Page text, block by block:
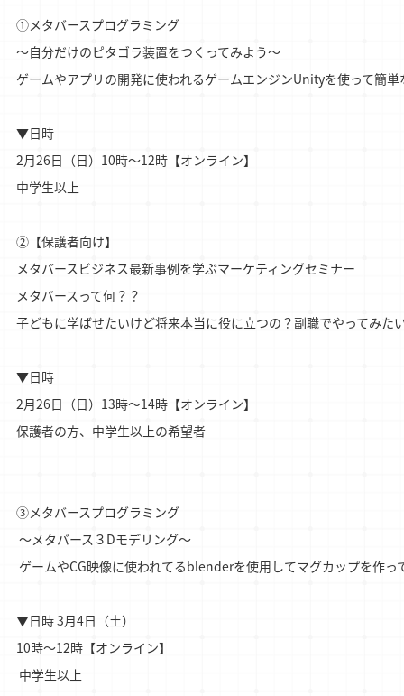
①メタバースプログラミング
～自分だけのピタゴラ装置をつくってみよう～
ゲームやアプリの開発に使われるゲームエンジンUnityを使って簡
▼日時
2月26日（日）10時～12時【オンライン】
中学生以上
②【保護者向け】
メタバースビジネス最新事例を学ぶマーケティングセミナー
メタバースって何？？
子どもに学ばせたいけど将来本当に役に立つの？副職でやってみた
▼日時
2月26日（日）13時～14時【オンライン】
保護者の方、中学生以上の希望者
③メタバースプログラミング
～メタバース３Dモデリング～
ゲームやCG映像に使われてるblenderを使用してマグカップを作っ
▼日時 3月4日（土）
10時～12時【オンライン】
中学生以上